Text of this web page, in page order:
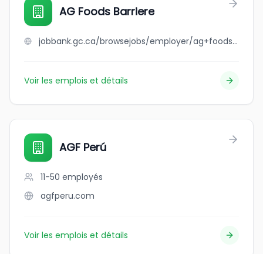
AG Foods Barriere
jobbank.gc.ca/browsejobs/employer/ag+foods+barriere/ca
Voir les emplois et détails
AGF Perú
11-50 employés
agfperu.com
Voir les emplois et détails